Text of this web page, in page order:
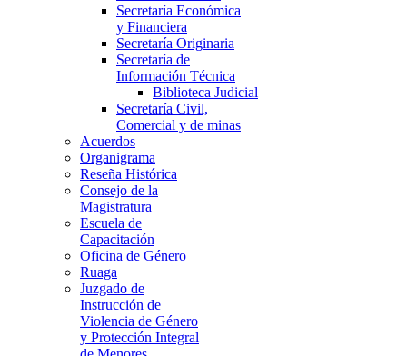
Secretaría Económica
y Financiera
Secretaría Originaria
Secretaría de
Información Técnica
Biblioteca Judicial
Secretaría Civil,
Comercial y de minas
Acuerdos
Organigrama
Reseña Histórica
Consejo de la
Magistratura
Escuela de
Capacitación
Oficina de Género
Ruaga
Juzgado de
Instrucción de
Violencia de Género
y Protección Integral